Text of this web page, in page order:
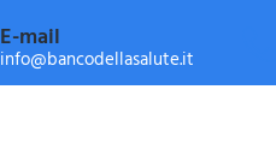
E-mail
info@bancodellasalute.it